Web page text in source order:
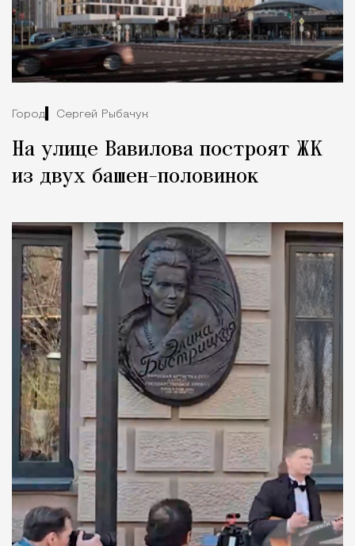
Город Сергей Рыбачук
На улице Вавилова построят ЖК
из двух башен-половинок